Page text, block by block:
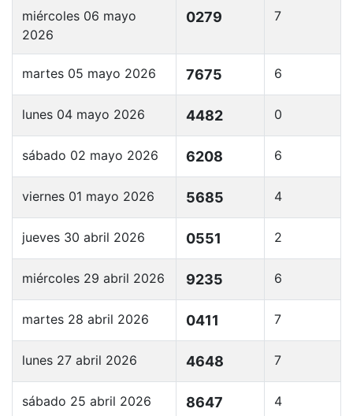
miércoles 06 mayo
2026
0279 7
martes 05 mayo 2026 7675 6
lunes 04 mayo 2026 4482 0
sábado 02 mayo 2026 6208 6
viernes 01 mayo 2026 5685 4
jueves 30 abril 2026 0551 2
miércoles 29 abril 2026 9235 6
martes 28 abril 2026 0411 7
lunes 27 abril 2026 4648 7
sábado 25 abril 2026 8647 4